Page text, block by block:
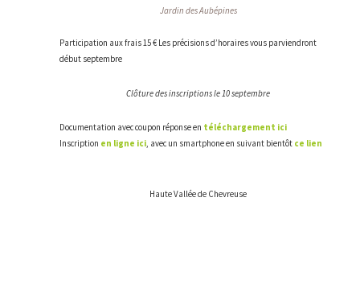
Jardin des Aubépines
Participation aux frais 15 € Les précisions d’horaires vous parviendront
début septembre
Clôture des inscriptions le 10 septembre
Documentation avec coupon réponse en téléchargement ici
Inscription en ligne ici, avec un smartphone en suivant bientôt ce lien
Haute Vallée de Chevreuse